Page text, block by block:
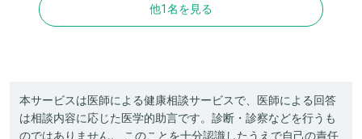
他1名を見る
本サービスは医師による健康相談サービスで、医師による回答
は相談内容に応じた医学的助言です。診断・診察などを行うも
のではありません。 このことを十分認識したうえで自己の責任